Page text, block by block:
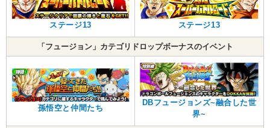
ステージ13 ステージ13
「フュージョン」カテゴリドロップボーナスのイベント
孫悟空と仲間たち
DBフュージョンズ~融合した世
界~